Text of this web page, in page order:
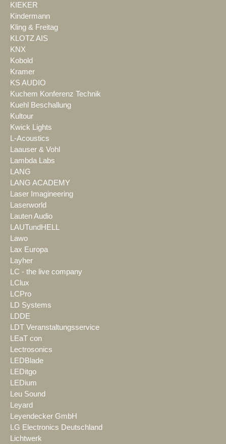
KIEKER
Kindermann
Kling & Freitag
KLOTZ AIS
KNX
Kobold
Kramer
KS AUDIO
Kuchem Konferenz Technik
Kuehl Beschallung
Kultour
Kwick Lights
L-Acoustics
Laauser & Vohl
Lambda Labs
LANG
LANG ACADEMY
Laser Imagineering
Laserworld
Lauten Audio
LAUTundHELL
Lawo
Lax Europa
Layher
LC - the live company
LClux
LCPro
LD Systems
LDDE
LDT Veranstaltungsservice
LEaT con
Lectrosonics
LEDBlade
LEDitgo
LEDium
Leu Sound
Leyard
Leyendecker GmbH
LG Electronics Deutschland
Lichtwerk